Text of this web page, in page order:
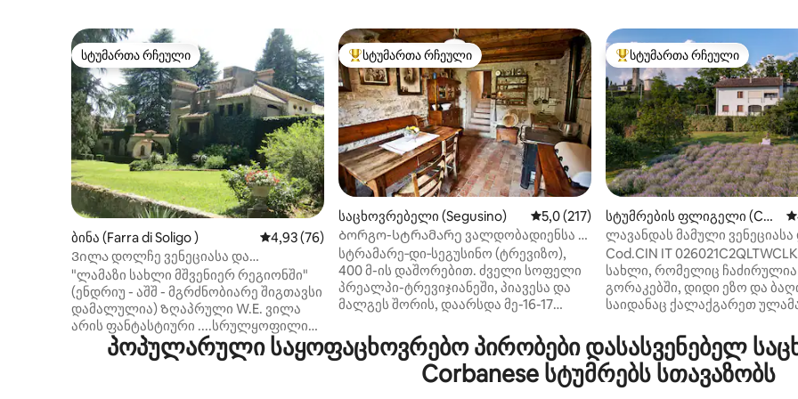
სტუმართა რჩეული
სტუმართა რჩეული
ბინა (Farra di Soligo ) საშუალო შეფასებაა 5‑დან 4,93, 76 მიმოხილვა
4,93 (76)
Ვილა დოლჩე ვენეციასა და
დოლომიტის შორის "პროსეკო"
"ლამაზი სახლი მშვენიერ რეგიონში"
(ენდრიუ - აშშ - მგრძნობიარე შიგთავსი
დამალულია) Ზღაპრული W.E. ვილა
არის ფანტასტიური ....სრულყოფილი
რესტავრაცია, ფანტასტიკური
დეტალები და ძველი ავეჯი (Giulio - AUS
სტუმართა რჩეული მოწინავე ვარიანტი
სტუმართა რჩეული
საცხოვრებელი (Segusino) საშუალო შეფასებაა 5‑დან 5,0, 217
5,0 (217)
Ბორგო-სტრამარე ვალდობადიენსა და
სევიჩინოს შორის
სტრამარე‑დი‑სეგუსინო (ტრევიზო),
400 მ-ის დაშორებით. ძველი სოფელი
პრეალპი-ტრევიჯიანეში, პიავესა და
მალგეს შორის, დაარსდა მე-16-17
მეშვეობით, რომელსაც წყლები და ხე-
ტყე იზიდავდა. მრავალი
შესაძლებლობის ცენტრში: 10 წუთის
სავალზეა ვალდობიადენე/პროსეკოს
სტუმართა რჩეული მოწინავე
სტუმართა რჩეული
სტუმრების ფლიგელი (Con
egliano)
ლავანდას მამული ვენეციასა
კორტინას შორის
Cod.CIN IT
სახლი, რომელიც ჩაძირულია
გორაკებში, დიდი ეზო და
საიდანაც ქალაქგარეთ
შესასვლელი ვერანდით
სართულზე. Სივრცე
ველოსიპედებისთვის,
ავტომობილებისთვის და RV-
პოპულარული საყოფაცხოვრებო პირობები დასასვენებელ
Corbanese სტუმრებს სთავაზობს